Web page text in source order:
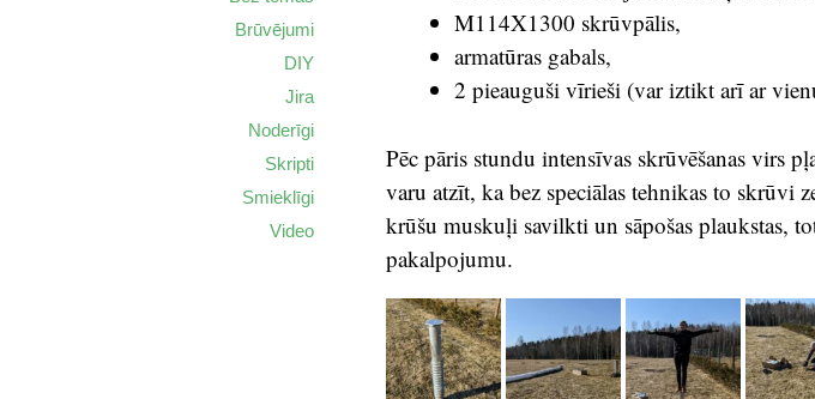
M114X1300 skrūvpālis,
armatūras gabals,
2 pieauguši vīrieši (var iztikt arī ar
Pēc pāris stundu intensīvas skrūvēšanas virs
varu atzīt, ka bez speciālas tehnikas to skrūvi
krūšu muskuļi savilkti un sāpošas plaukstas,
pakalpojumu.
Brūvējumi
DIY
Jira
Noderīgi
Skripti
Smieklīgi
Video